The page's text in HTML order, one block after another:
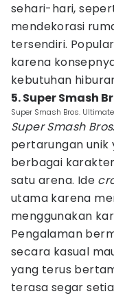
sehari-hari,
mendekorasi
tersendiri.
karena
kebutuhan
5. Super Smash
Super Smash Bros.
Super Smash Bros
pertarungan
berbagai
satu arena. Ide
utama karena
menggunakan
Pengalaman
secara kasual
yang terus
terasa segar